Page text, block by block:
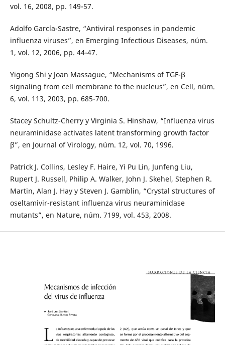
vol. 16, 2008, pp. 149-57.
Adolfo García-Sastre, “Antiviral responses in pandemic
influenza viruses”, en Emerging Infectious Diseases, núm.
1, vol. 12, 2006, pp. 44-47.
Yigong Shi y Joan Massague, “Mechanisms of TGF-β
signaling from cell membrane to the nucleus”, en Cell, núm.
6, vol. 113, 2003, pp. 685-700.
Stacey Schultz-Cherry y Virginia S. Hinshaw, “Influenza virus
neuraminidase activates latent transforming growth factor
β”, en Journal of Virology, núm. 12, vol. 70, 1996.
Patrick J. Collins, Lesley F. Haire, Yi Pu Lin, Junfeng Liu,
Rupert J. Russell, Philip A. Walker, John J. Skehel, Stephen R.
Martin, Alan J. Hay y Steven J. Gamblin, “Crystal structures of
oseltamivir-resistant influenza virus neuraminidase
mutants”, en Nature, núm. 7199, vol. 453, 2008.